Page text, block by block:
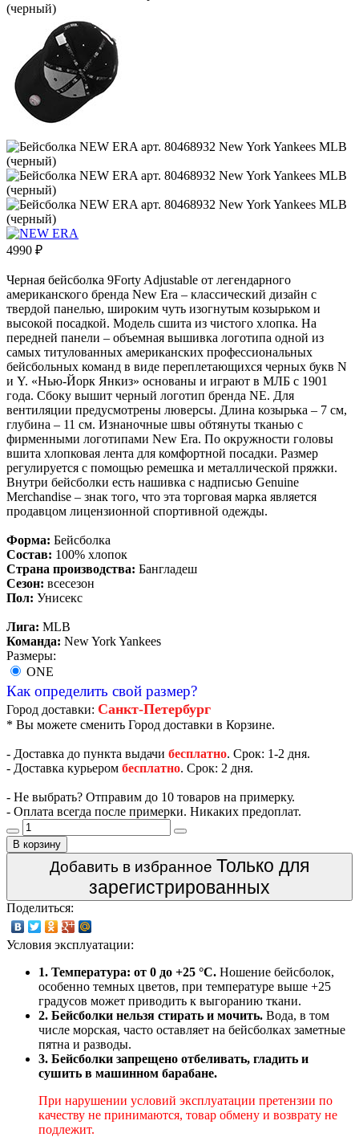
4990 ₽
Черная бейсболка 9Forty Adjustable от легендарного
американского бренда New Era – классический дизайн с
твердой панелью, широким чуть изогнутым козырьком и
высокой посадкой. Модель сшита из чистого хлопка. На
передней панели – объемная вышивка логотипа одной из
самых титулованных американских профессиональных
бейсбольных команд в виде переплетающихся черных букв N
и Y. «Нью-Йорк Янкиз» основаны и играют в МЛБ с 1901
года. Сбоку вышит черный логотип бренда NE. Для
вентиляции предусмотрены люверсы. Длина козырька – 7 см,
глубина – 11 см. Изнаночные швы обтянуты тканью с
фирменными логотипами New Era. По окружности головы
вшита хлопковая лента для комфортной посадки. Размер
регулируется с помощью ремешка и металлической пряжки.
Внутри бейсболки есть нашивка с надписью Genuine
Merchandise – знак того, что эта торговая марка является
продавцом лицензионной спортивной одежды.
Форма: Бейсболка
Состав: 100% хлопок
Страна производства: Бангладеш
Сезон: всесезон
Пол: Унисекс
Лига: MLB
Команда: New York Yankees
Размеры:
ONE
Как определить свой размер?
Город доставки: Санкт-Петербург
* Вы можете сменить Город доставки в Корзине.
- Доставка до пункта выдачи бесплатно. Срок: 1-2 дня.
- Доставка курьером бесплатно. Срок: 2 дня.
- Не выбрать? Отправим до 10 товаров на примерку.
- Оплата всегда после примерки. Никаких предоплат.
В корзину
Добавить в избранное Только для
зарегистрированных
Поделиться:
Условия эксплуатации:
1. Температура: от 0 до +25 °C. Ношение бейсболок,
особенно темных цветов, при температуре выше +25
градусов может приводить к выгоранию ткани.
2. Бейсболки нельзя стирать и мочить. Вода, в том
числе морская, часто оставляет на бейсболках заметные
пятна и разводы.
3. Бейсболки запрещено отбеливать, гладить и
сушить в машинном барабане.
При нарушении условий эксплуатации претензии по
качеству не принимаются, товар обмену и возврату не
подлежит.